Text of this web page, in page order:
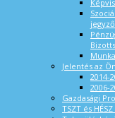
Jelentés az
2014-
2006-
Gazdasági
TSZT és